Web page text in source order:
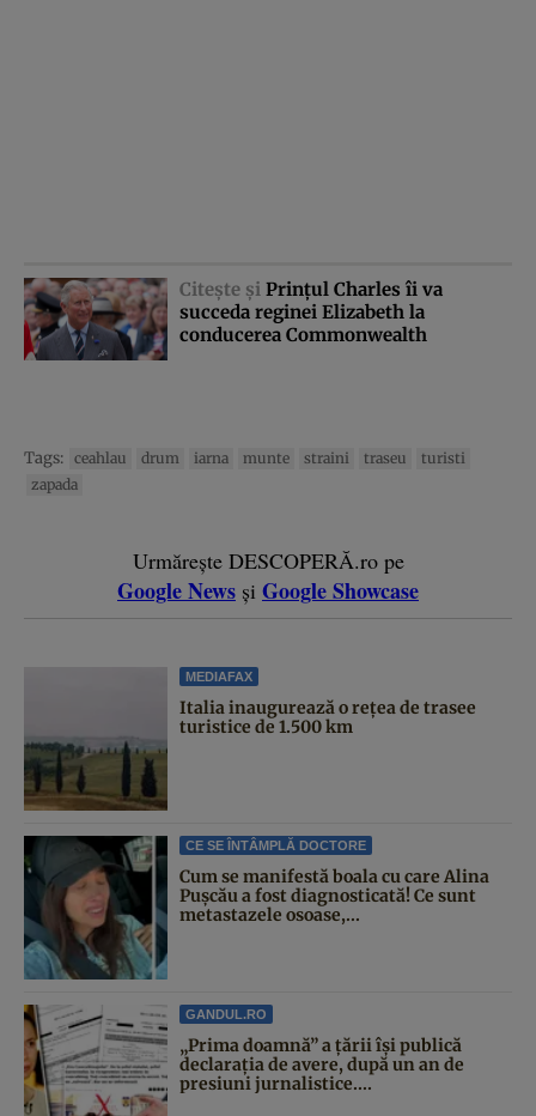
Citeşte şi Prinţul Charles îi va
succeda reginei Elizabeth la
conducerea Commonwealth
Tags: ceahlau drum iarna munte straini traseu
turisti
zapada
Urmărește DESCOPERĂ.ro pe
Google News și Google Showcase
MEDIAFAX
Italia inaugurează o rețea de trasee
turistice de 1.500 km
CE SE ÎNTÂMPLĂ DOCTORE
Cum se manifestă boala cu care Alina
Pușcău a fost diagnosticată! Ce sunt
metastazele osoase,...
GANDUL.RO
„Prima doamnă” a țării își publică
declarația de avere, după un an de
presiuni jurnalistice....